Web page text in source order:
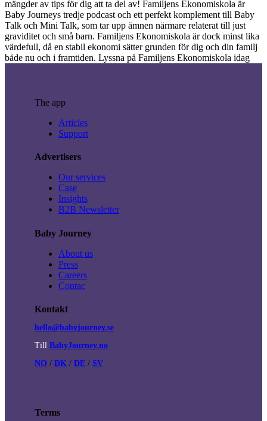
mängder av tips för dig att ta del av! Familjens Ekonomiskola är
Baby Journeys tredje podcast och ett perfekt komplement till Baby
Talk och Mini Talk, som tar upp ämnen närmare relaterat till just
graviditet och små barn. Familjens Ekonomiskola är dock minst lika
värdefull, då en stabil ekonomi sätter grunden för dig och din familj
både nu och i framtiden. Lyssna på Familjens Ekonomiskola idag
The app
Articles
Support
Advertisers
Our services
Case
Insights
B2B Newsletter
Baby Journey
About us
Press
Careers
Contac
Kontakt
hello@babyjourney.se
Till BabyJourney.no
NO / DK / DE / SV
Terms